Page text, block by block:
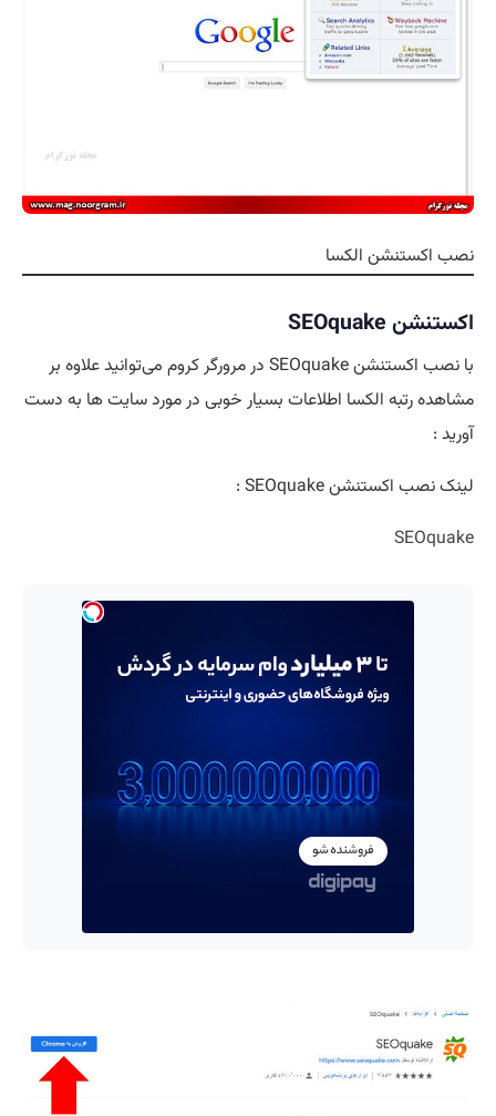
نصب اکستنشن الکسا
اکستنشن SEOquake
با نصب اکستنشن SEOquake در مرورگر کروم می‌توانید علاوه بر
مشاهده رتبه الکسا اطلاعات بسیار خوبی در مورد سایت ها به دست
آورید :
لینک نصب اکستنشن SEOquake :
SEOquake